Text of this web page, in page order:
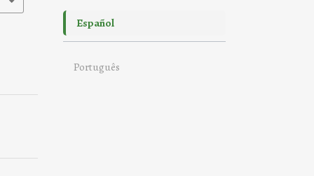
Español
Português